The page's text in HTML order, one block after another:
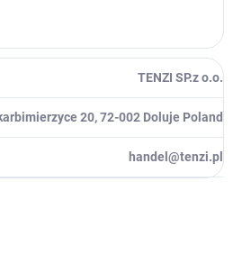
TENZI SP.z o.o.
20, 72-002 Doluje Poland
handel@tenzi.pl